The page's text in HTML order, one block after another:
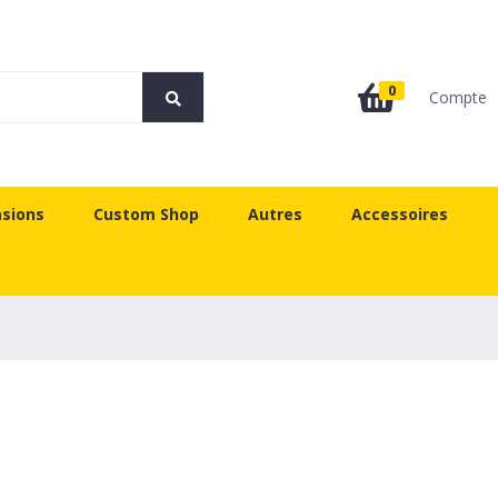
0 Compte
Custom Shop Autres Accessoires